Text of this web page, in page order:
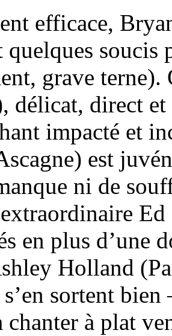
efficace,
quelques soucis
grave
délicat, direct
impacté et
est
ni de
en plus
Holland
sortent
chanter à plat